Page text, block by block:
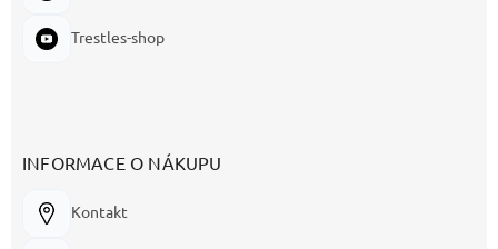
Trestles-shop
INFORMACE O NÁKUPU
Kontakt